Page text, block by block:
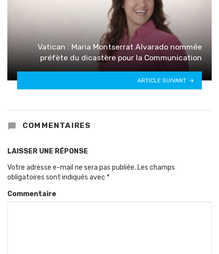
Vatican : Maria Montserrat Alvarado nommée
préfète du dicastère pour la Communication
ARTICLE SUIVANT
COMMENTAIRES
LAISSER UNE RÉPONSE
Votre adresse e-mail ne sera pas publiée. Les champs
obligatoires sont indiqués avec *
Commentaire